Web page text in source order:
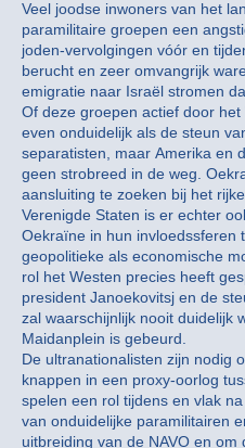
Veel joodse inwoners van het
paramilitaire groepen een
joden-vervolgingen vóór en
berucht en zeer omvangrijk
emigratie naar Israël stromen
Of deze groepen actief door
even onduidelijk als de steun
separatisten, maar Amerika en
geen strobreed in de weg.
aansluiting te zoeken bij het
Verenigde Staten is er echter
Oekraïne in hun invloedssferen
geopolitieke als economische
rol het Westen precies heeft
president Janoekovitsj en de
zal waarschijnlijk nooit duidelijk
Maidanplein is gebeurd.
De ultranationalisten zijn nodig
knappen in een proxy-oorlog
spelen een rol tijdens en vlak
van onduidelijke paramilitairen
uitbreiding van de NAVO en